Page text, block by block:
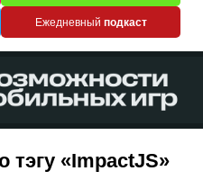
Ежедневный подкаст
тэгу «ImpactJS»